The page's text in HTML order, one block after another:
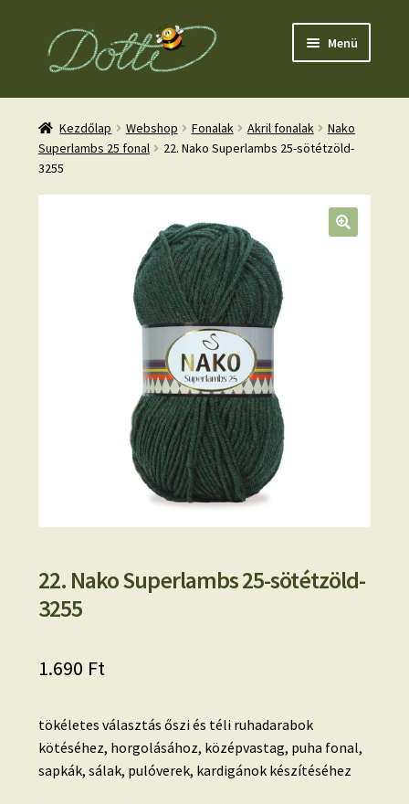
Ugrás
Kilépés
Menü
Kezdőlap Webshop Fonalak Akril fonalak
Nako
Superlambs 25 fonal
22. Nako Superlambs 25-sötétzöld-
3255
22. Nako Superlambs 25-sötétzöld-
3255
1.690 Ft
tökéletes választás őszi és téli ruhadarabok
kötéséhez, horgolásához, középvastag, puha fonal,
sapkák, sálak, pulóverek, kardigánok készítéséhez